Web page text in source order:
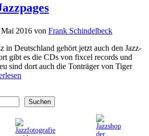
Mai 2016 von Frank Schindelbeck
in Deutschland gehört jetzt auch den Jazz-
gibt es die CDs von fixcel records und
sind dort auch die Tonträger von Tiger
Suchen